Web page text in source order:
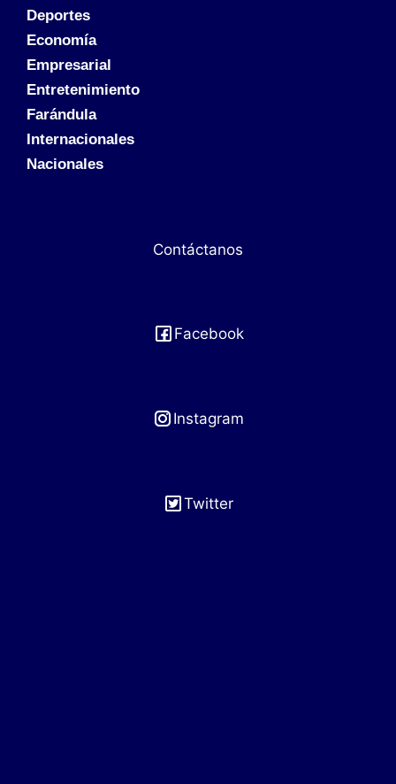
Deportes
Economía
Empresarial
Entretenimiento
Farándula
Internacionales
Nacionales
Contáctanos
Facebook
Instagram
Twitter